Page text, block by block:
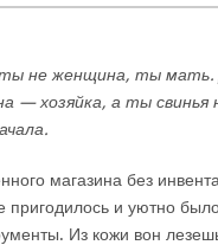
не женщина, ты мать.
хозяйка, а ты свинья
магазина без
пригодилось и уютно
Из кожи вон